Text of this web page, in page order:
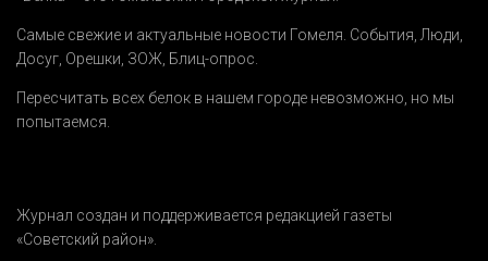
Самые свежие и актуальные новости Гомеля. События Люди
Досуг Орешки ЗОЖ Блиц-опрос
Пересчитать всех белок в нашем городе невозможно, но мы
попытаемся.
Журнал создан и поддерживается редакцией газеты
«Советский район».